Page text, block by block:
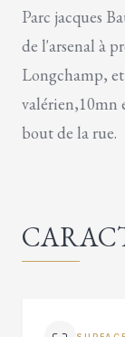
Parc jacques
de l'arsenal à
Longchamp,
valérien,10mn
bout de la rue.